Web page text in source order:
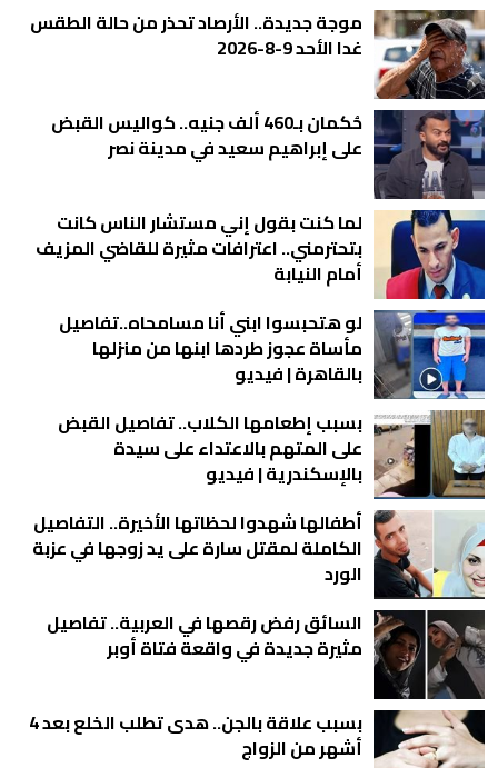
موجة جديدة.. الأرصاد تحذر من حالة الطقس
غدا الأحد 9-8-2026
حُكمان بـ460 ألف جنيه.. كواليس القبض
على إبراهيم سعيد في مدينة نصر
لما كنت بقول إني مستشار الناس كانت
بتحترمني.. اعترافات مثيرة للقاضي المزيف
أمام النيابة
لو هتحبسوا ابني أنا مسامحاه..تفاصيل
مأساة عجوز طردها ابنها من منزلها
بالقاهرة | فيديو
بسبب إطعامها الكلاب.. تفاصيل القبض
على المتهم بالاعتداء على سيدة
بالإسكندرية | فيديو
أطفالها شهدوا لحظاتها الأخيرة.. التفاصيل
الكاملة لمقتل سارة على يد زوجها في عزبة
الورد
السائق رفض رقصها في العربية.. تفاصيل
مثيرة جديدة في واقعة فتاة أوبر
بسبب علاقة بالجن.. هدى تطلب الخلع بعد 4
أشهر من الزواج